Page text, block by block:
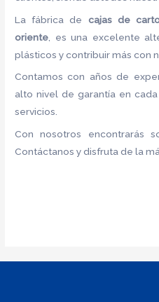
La fábrica de cajas de
oriente , es una excelente
plásticos y contribuir más con
Contamos con años de
alto nivel de garantía en
servicios.
Con nosotros encontrarás
Contáctanos y disfruta de la